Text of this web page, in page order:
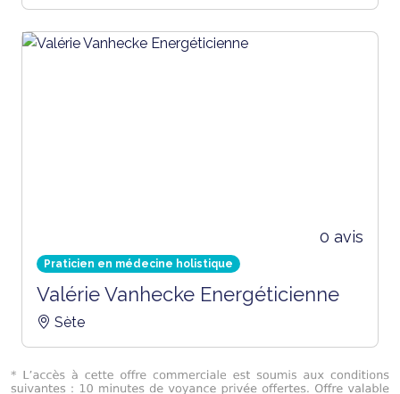
0 avis
Praticien en médecine holistique
Valérie Vanhecke Energéticienne
Sète